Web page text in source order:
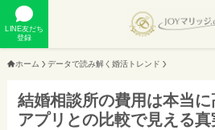
LINE友だち
登録
ホーム データで読み解く婚活トレンド
結婚相談所の費用は本当
アプリとの比較で見える真